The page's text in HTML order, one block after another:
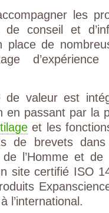
DE
SYNDICAT
DES MÉDECINS
NOS
PIERRE FABRE
CHAINE
EXPANSCIENCE
LABORATOIRES
GENEVRIER
ROTTAPHARM
MADAUS
PLATEFORME E-
SANTÉ SANOIA
EMPATIENT
ETATS
L’ARTHROSE
NOS ACTIONS EN
2012 ET 2013
LES ETATS
GÉNÉRAUX EN
les
conseil et
de
de valeur est
en passant par la
et les
de brevets
l’Homme et de
site certifié ISO
l’international.